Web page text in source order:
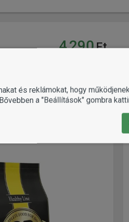
4 290Ft
és reklámokat, hogy
a "Beállítások" gombra